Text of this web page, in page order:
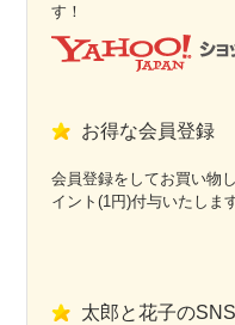
す！
お得な会員登録
会員登録をしてお買い物
イント(1円)付与いたしま
太郎と花子のSNS